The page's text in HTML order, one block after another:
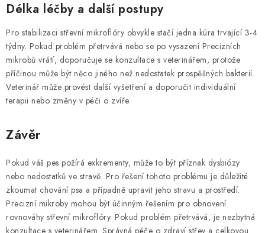
Délka léčby a další postupy
Pro stabilizaci střevní mikroflóry obvykle stačí jedna kúra trvající 3-4
týdny. Pokud problém přetrvává nebo se po vysazení Precizních
mikrobů vrátí, doporučuje se konzultace s veterinářem, protože
příčinou může být něco jiného než nedostatek prospěšných bakterií.
Veterinář může provést další vyšetření a doporučit individuální
terapii nebo změny v péči o zvíře.
Závěr
Pokud váš pes požírá exkrementy, může to být příznak dysbiózy
nebo nedostatků ve stravě. Pro řešení tohoto problému je důležité
zkoumat chování psa a případně upravit jeho stravu a prostředí.
Precizní mikroby mohou být účinným řešením pro obnovení
rovnováhy střevní mikroflóry. Pokud problém přetrvává, je nezbytná
konzultace s veterinářem. Správná péče o zdraví střev a celkovou